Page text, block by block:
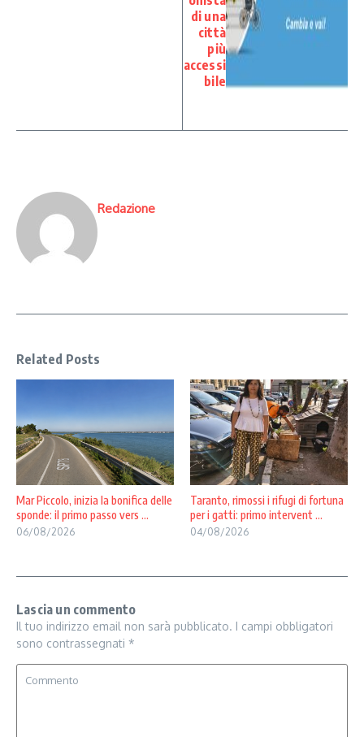
di una
città
più
accessi
bile
Redazione
Related Posts
Mar Piccolo, inizia la bonifica delle
sponde: il primo passo vers ...
06/08/2026
Taranto, rimossi i rifugi di fortuna
per i gatti: primo intervent ...
04/08/2026
Lascia un commento
Il tuo indirizzo email non sarà pubblicato. I campi obbligatori
sono contrassegnati *